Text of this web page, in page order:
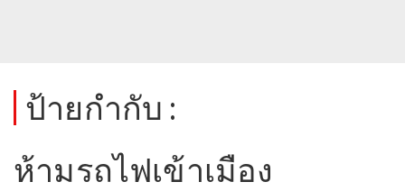
ป้ายกำกับ :
ห้ามรถไฟเข้าเมือง